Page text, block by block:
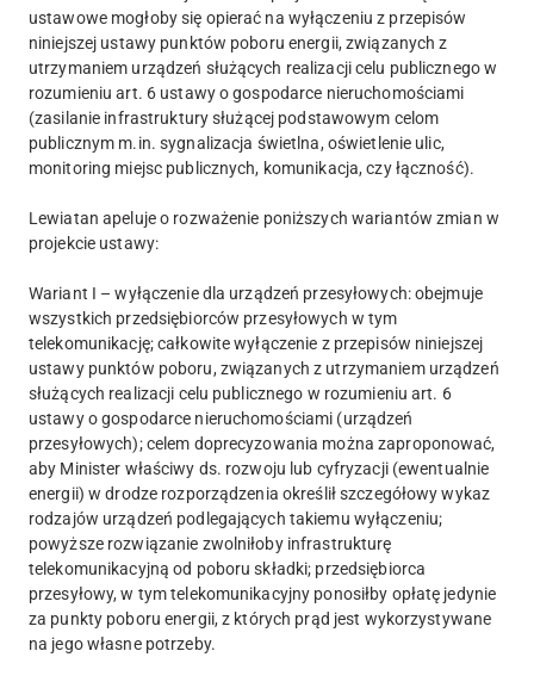
ustawowe mogłoby się opierać na wyłączeniu z przepisów
niniejszej ustawy punktów poboru energii, związanych z
utrzymaniem urządzeń służących realizacji celu publicznego w
rozumieniu art. 6 ustawy o gospodarce nieruchomościami
(zasilanie infrastruktury służącej podstawowym celom
publicznym m.in. sygnalizacja świetlna, oświetlenie ulic,
monitoring miejsc publicznych, komunikacja, czy łączność).
Lewiatan apeluje o rozważenie poniższych wariantów zmian w
projekcie ustawy:
Wariant I – wyłączenie dla urządzeń przesyłowych: obejmuje
wszystkich przedsiębiorców przesyłowych w tym
telekomunikację; całkowite wyłączenie z przepisów niniejszej
ustawy punktów poboru, związanych z utrzymaniem urządzeń
służących realizacji celu publicznego w rozumieniu art. 6
ustawy o gospodarce nieruchomościami (urządzeń
przesyłowych); celem doprecyzowania można zaproponować,
aby Minister właściwy ds. rozwoju lub cyfryzacji (ewentualnie
energii) w drodze rozporządzenia określił szczegółowy wykaz
rodzajów urządzeń podlegających takiemu wyłączeniu;
powyższe rozwiązanie zwolniłoby infrastrukturę
telekomunikacyjną od poboru składki; przedsiębiorca
przesyłowy, w tym telekomunikacyjny ponosiłby opłatę jedynie
za punkty poboru energii, z których prąd jest wykorzystywane
na jego własne potrzeby.